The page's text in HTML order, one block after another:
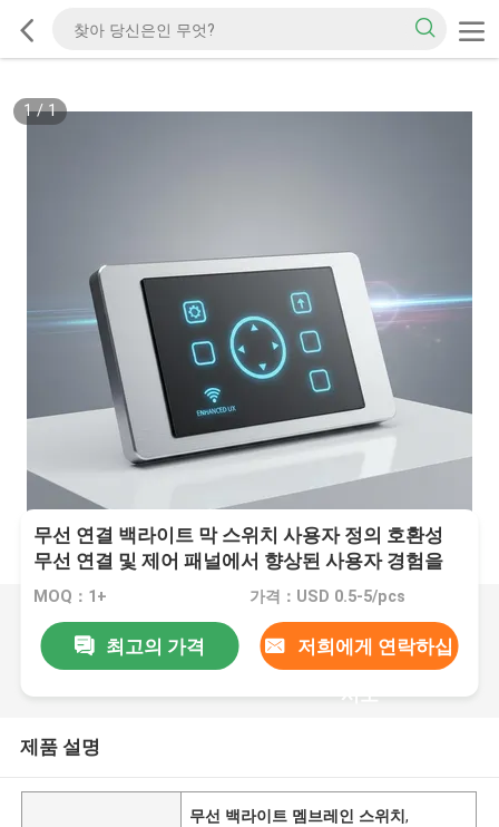
1/1
무선 연결 백라이트 막 스위치 사용자 정의 호환성
무선 연결 및 제어 패널에서 향상된 사용자 경험을
제공합니다
MOQ：1+ 가격：USD 0.5-5/pcs
최고의 가격 저희에게 연락하십
시오
제품 설명
무선 백라이트 멤브레인 스위치,